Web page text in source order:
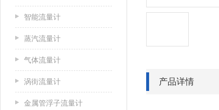
智能流量计
蒸汽流量计
气体流量计
涡街流量计
金属管浮子流量计
产品详情